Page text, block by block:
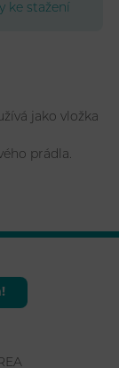
ke stažení
jako vložka
prádla.